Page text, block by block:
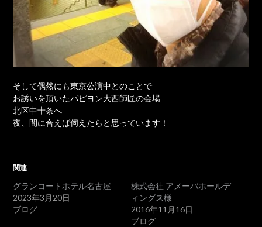
そして偶然にも東京公演中とのことで
お誘いを頂いたパピヨン大西師匠の会場
北区中十条へ
夜、間に合えば伺えたらと思っています！
関連
グランコートホテル名古屋
2023年3月20日
ブログ
株式会社 アメーバホールデ
ィングス様
2016年11月16日
ブログ